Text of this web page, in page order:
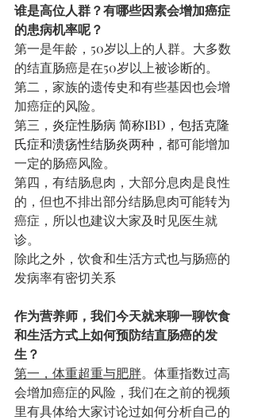
谁是高位人群？有哪些因素会增加癌症
的患病机率呢？
第一是年龄，50岁以上的人群。大多数
的结直肠癌是在50岁以上被诊断的。
第二，家族的遗传史和有些基因也会增
加癌症的风险。
第三， 炎症性肠病 简称IBD，包括克隆
氏症和溃疡性结肠炎两种， 都可能增加
一定的肠癌风险。
第四，有结肠息肉，大部分息肉是良性
的，但也不排出部分结肠息肉可能转为
癌症，所以也建议大家及时见医生就
诊。
除此之外，饮食和生活方式也与肠癌的
发病率有密切关系
作为营养师，我们今天就来聊一聊饮食
和生活方式上如何预防结直肠癌的发
生？
第一，体重超重与肥胖。体重指数过高
会增加癌症的风险，我们在之前的视频
里有具体给大家讨论过如何分析自己的